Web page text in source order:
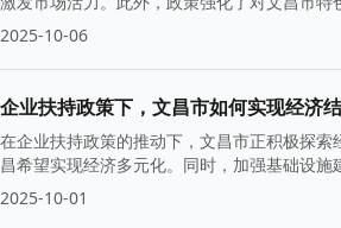
2025-10-06
企业扶持政策下，文昌市如何实现经济
在企业扶持政策的推动下，文昌市正积极探
昌希望实现经济多元化。同时，加强基础设
2025-10-01